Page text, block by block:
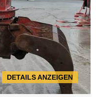
DETAILS ANZEIGEN